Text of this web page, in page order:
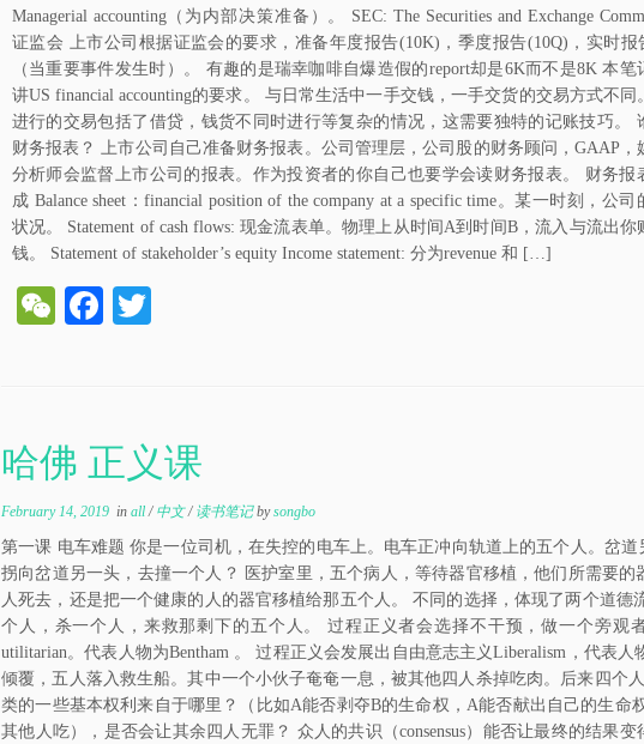
Managerial accounting（为内部决策准备）。 SEC: The Securities and Exchange
证监会 上市公司根据证监会的要求，准备年度报告(10K)，季度报告(10Q)，实时报
（当重要事件发生时）。 有趣的是瑞幸咖啡自爆造假的report却是6K而不是8K 本笔
讲US financial accounting的要求。 与日常生活中一手交钱，一手交货的交易方式不同
进行的交易包括了借贷，钱货不同时进行等复杂的情况，这需要独特的记账技巧。
财务报表？ 上市公司自己准备财务报表。公司管理层，公司股的财务顾问，GAAP，
分析师会监督上市公司的报表。作为投资者的你自己也要学会读财务报表。 财务报
成 Balance sheet：financial position of the company at a specific time。某一时刻，公司
状况。 Statement of cash flows: 现金流表单。物理上从时间A到时间B，流入与流出你
钱。 Statement of stakeholder’s equity Income statement: 分为revenue 和 […]
W
t
Fa
哈佛 正义课
February 14, 2019 in all/ 中文/ 读书笔记bysongbo
第一课 电车难题 你是一位司机，在失控的电车上。电车正冲向轨道上的五个人。岔
拐向岔道另一头，去撞一个人？ 医护室里，五个病人，等待器官移植，他们所需要
人死去，还是把一个健康的人的器官移植给那五个人。 不同的选择，体现了两个道
个人，杀一个人，来救那剩下的五个人。 过程正义者会选择不干预，做一个旁观
utilitarian。代表人物为Bentham 。 过程正义会发展出自由意志主义Liberalism，代表
倾覆，五人落入救生船。其中一个小伙子奄奄一息，被其他四人杀掉吃肉。后来四个
类的一些基本权利来自于哪里？（比如A能否剥夺B的生命权，A能否献出自己的生命
其他人吃），是否会让其余四人无罪？ 众人的共识（consensus）能否让最终的结果